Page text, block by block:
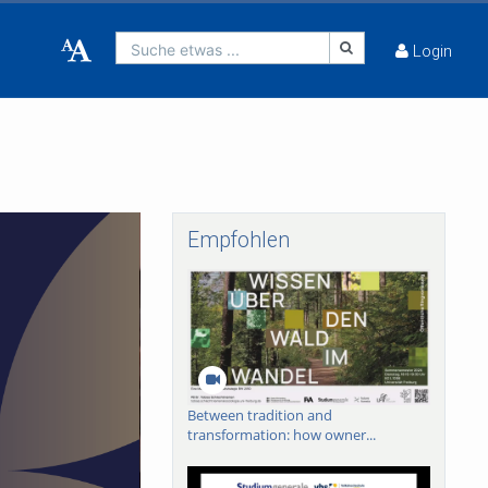
Suche etwas ... Login
Empfohlen
Between tradition and
transformation: how owner...